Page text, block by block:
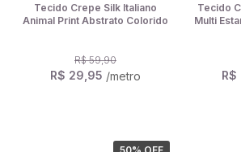
Tecido Crepe Silk Italiano
Animal Print Abstrato Colorido
R$ 59,90
R$ 29,95 /metro
Tecido
Multi